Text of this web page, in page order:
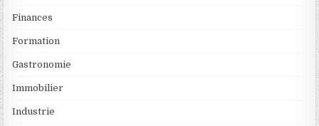
Finances
Formation
Gastronomie
Immobilier
Industrie